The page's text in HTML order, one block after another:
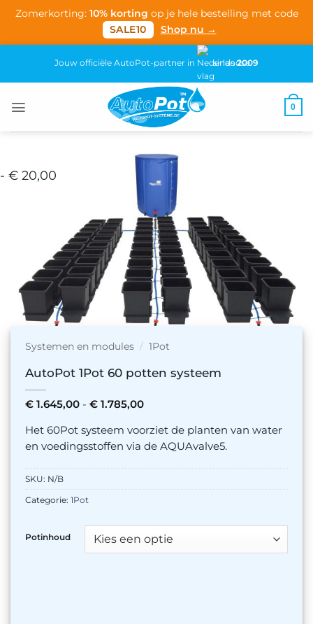
Zomerkorting: 10% korting op je hele bestelling met code
SALE10
Shop nu →
inhoud
Jouw officiële AutoPot-partner in sinds2009
0
- € 20,00
Systemen en modules / 1Pot
AutoPot 1Pot 60 potten systeem
€1.645,00 - €1.785,00Prijsklasse:
€ 1.785,00
Het 60Pot systeem voorziet de planten van water
en voedingsstoffen via de AQUAvalve5.
SKU: N/B
Categorie: 1Pot
Potinhoud